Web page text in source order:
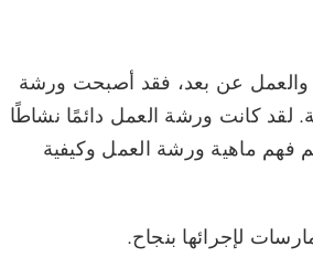
والعمل عن بعد، فقد أصبحت ورشة
لقد كانت ورشة العمل دائمًا نشاطًا
فهم ماهية ورشة العمل وكيفية
لإجرائها بنجاح.